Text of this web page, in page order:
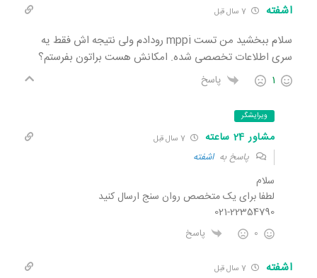
اشفته
سلام ببخشید من تست mppi رودادم ولی نتیجه اش فقط یه
سری اطلاعات تخصصی شده. امکانش هست براتون بفرستم؟
1 پاسخ
ویرایشگر
مشاور 24 ساعته
پاسخ بهاشفته
سلام
لطفا برای یک متخصص روان سنج ارسال کنید
021-22354790
0 پاسخ
اشفته